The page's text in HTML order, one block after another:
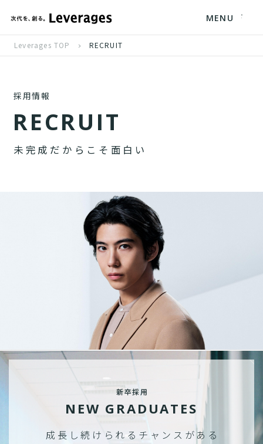
MENU
Leverages TOP RECRUIT
採用情報
RECRUIT
未 完 成 だ か ら こ そ 面 白 い
新卒採用
NEW GRADUATES
成長し続けられる チャンスがある